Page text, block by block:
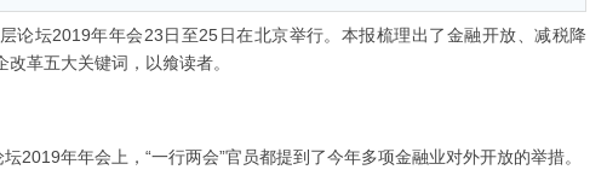
论坛2019年年会23日至25日在北京举行。本报梳理出了金融开放、减税降
革五大关键词，以飨读者。
2019年年会上，“一行两会”官员都提到了今年多项金融业对外开放的举措。